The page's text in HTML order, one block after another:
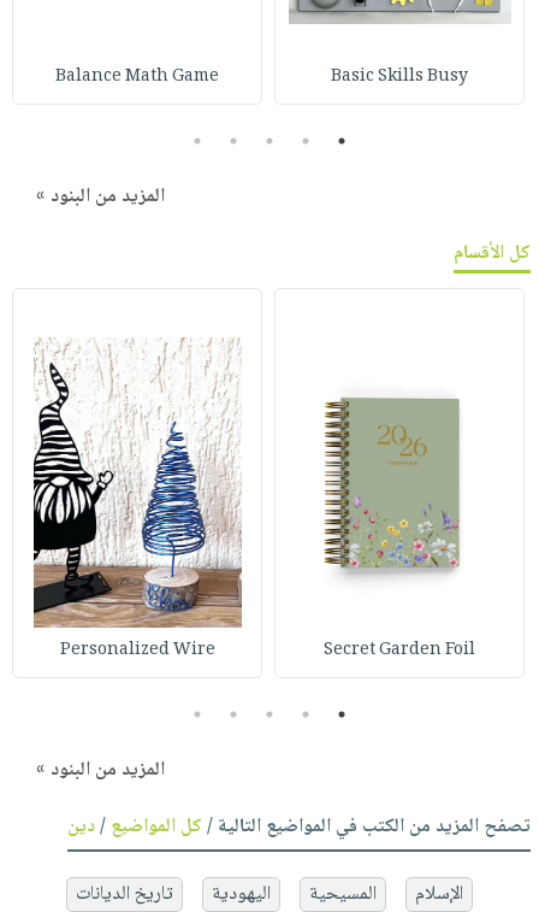
Basic Skills Busy
Balance Math Game
1
2
3
4
5
المزيد من البنود »
كل الأقسام
Secret Garden Foil
Personalized Wire
1
2
3
4
5
المزيد من البنود »
تصفح المزيد من الكتب في المواضيع التالية /كل المواضيع/دين
الإسلام المسيحية اليهودية
تاريخ الديانات